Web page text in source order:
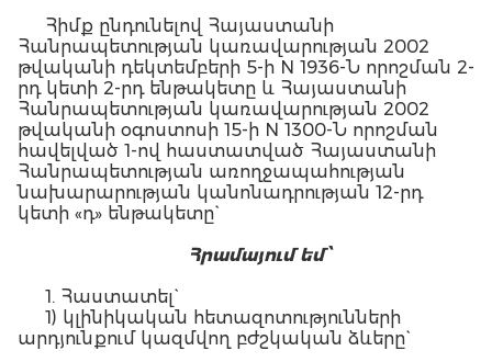
Հիմք ընդունելով Հայաստանի
Հանրապետության կառավարության 2002
թվականի դեկտեմբերի 5-ի N 1936-Ն որոշման 2-
րդ կետի 2-րդ ենթակետը և Հայաստանի
Հանրապետության կառավարության 2002
թվականի օգոստոսի 15-ի N 1300-Ն որոշման
հավելված 1-ով հաստատված Հայաստանի
Հանրապետության առողջապահության
նախարարության կանոնադրության 12-րդ
կետի «դ» ենթակետը`
Հրամայում եմ՝
1. Հաստատել`
1) կլինիկական հետազոտությունների
արդյունքում կազմվող բժշկական ձևերը`